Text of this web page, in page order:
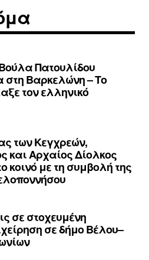
Πατουλίδου
στη Βαρκελώνη – Το
τον ελληνικό
των Κεγχρεών,
και Aρχαίος Δίολκος
κοινό με τη συμβολή της
σε στοχευμένη
σε δήμο Βέλου–